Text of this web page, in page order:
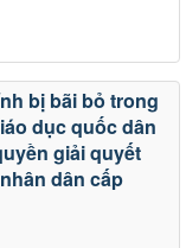
bị bãi bỏ trong
dục quốc dân
giải quyết
dân cấp